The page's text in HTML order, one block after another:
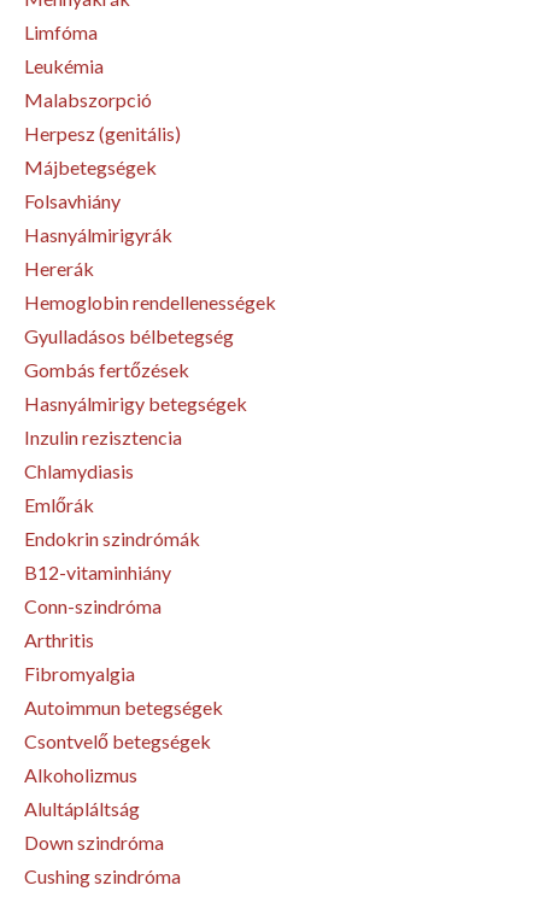
Limfóma
Leukémia
Malabszorpció
Herpesz (genitális)
Májbetegségek
Folsavhiány
Hasnyálmirigyrák
Hererák
Hemoglobin rendellenességek
Gyulladásos bélbetegség
Gombás fertőzések
Hasnyálmirigy betegségek
Inzulin rezisztencia
Chlamydiasis
Emlőrák
Endokrin szindrómák
B12-vitaminhiány
Conn-szindróma
Arthritis
Fibromyalgia
Autoimmun betegségek
Csontvelő betegségek
Alkoholizmus
Alultápláltság
Down szindróma
Cushing szindróma